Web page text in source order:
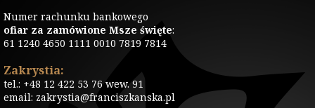
Numer rachunku bankowego
ofiar za zamówione Msze święte:
61 1240 4650 1111 0010 7819 7814
Zakrystia:
tel.: +48 12 422 53 76 wew. 91
email: zakrystia@franciszkanska.pl